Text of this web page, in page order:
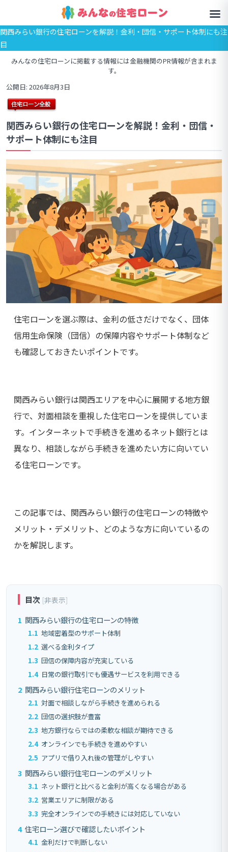
関西みらい銀行の住宅ローンを解説！金利・団信・サポート体制にも注
目
みんなの住宅ローンに掲載する情報には金融機関のPR情報が含まれま
す。
公開日: 2026年8月3日
関西みらい銀行の住宅ローンを解説！金利・団信・
サポート体制にも注目
住宅ローンを選ぶ際は、金利の低さだけでなく、団体
信用生命保険（団信）の保障内容やサポート体制など
も確認しておきたいポイントです。
関西みらい銀行は関西エリアを中心に展開する地方銀
行で、対面相談を重視した住宅ローンを提供していま
す。インターネットで手続きを進めるネット銀行とは
異なり、相談しながら手続きを進めたい方に向いてい
る住宅ローンです。
この記事では、関西みらい銀行の住宅ローンの特徴や
メリット・デメリット、どのような方に向いているの
かを解説します。
目次 [非表示]
1 関西みらい銀行の住宅ローンの特徴
1.1 地域密着型のサポート体制
1.2 選べる金利タイプ
1.3 団信の保障内容が充実している
1.4 日常の銀行取引でも優遇サービスを利用できる
2 関西みらい銀行住宅ローンのメリット
2.1 対面で相談しながら手続きを進められる
2.2 団信の選択肢が豊富
2.3 地方銀行ならではの柔軟な相談が期待できる
2.4 オンラインでも手続きを進めやすい
2.5 アプリで借り入れ後の管理がしやすい
3 関西みらい銀行住宅ローンのデメリット
3.1 ネット銀行と比べると金利が高くなる場合がある
3.2 営業エリアに制限がある
3.3 完全オンラインでの手続きには対応していない
4 住宅ローン選びで確認したいポイント
4.1 金利だけで判断しない